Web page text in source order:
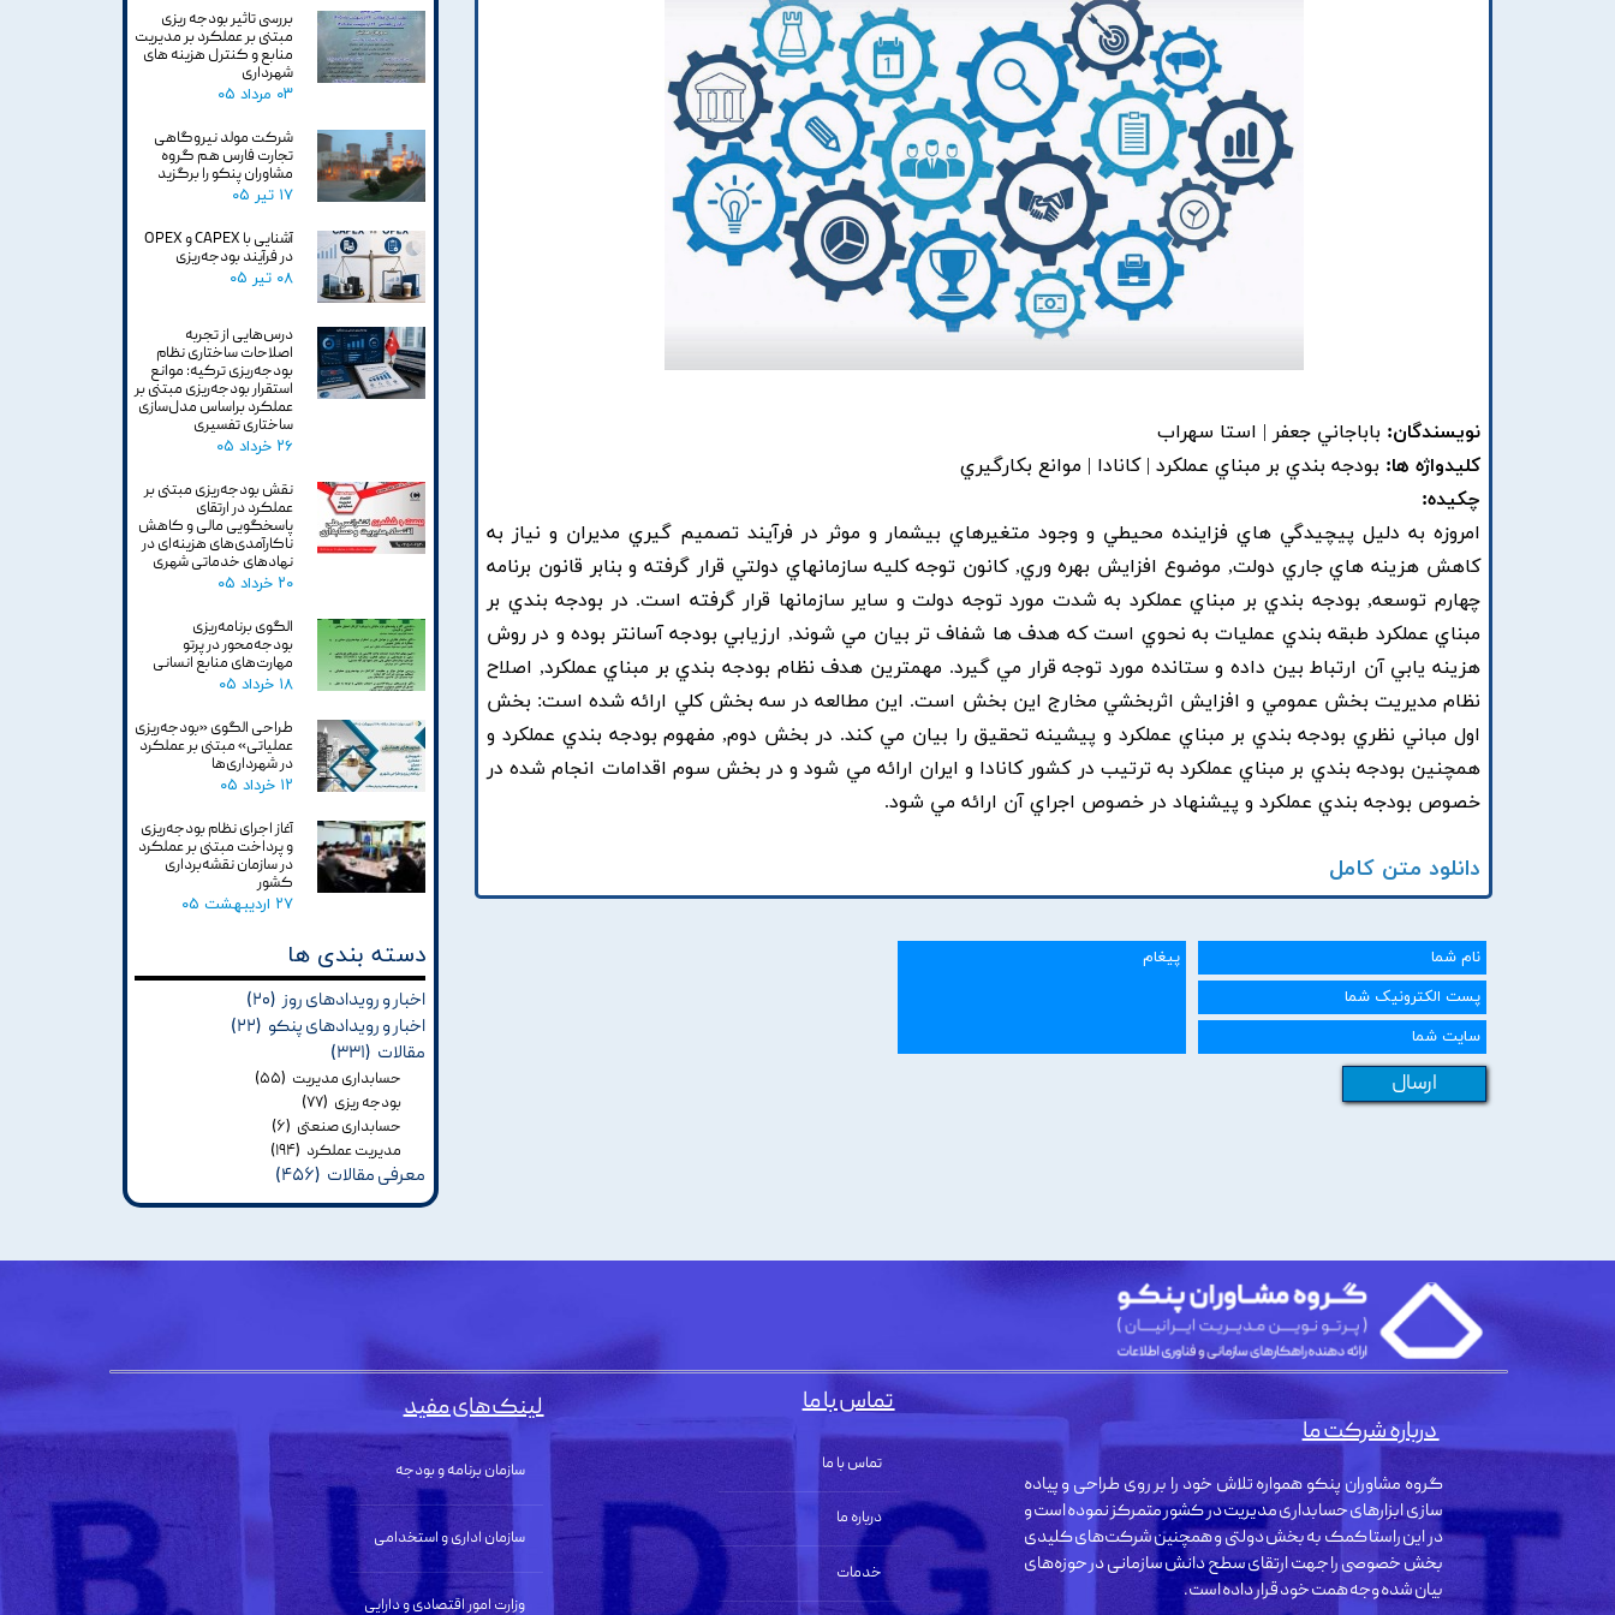
نویسندگان: باباجاني جعفر | استا سهراب
کلیدواژه ها: بودجه بندي بر مبناي عملکرد | کانادا | موانع بکارگيري
چکیده:
امروزه به دليل پيچيدگي هاي فزاينده محيطي و وجود متغيرهاي بيشمار و موثر در فرآيند تصميم گيري مديران و نياز به
کاهش هزينه هاي جاري دولت, موضوع افزايش بهره وري, کانون توجه کليه سازمانهاي دولتي قرار گرفته و بنابر قانون برنامه
چهارم توسعه, بودجه بندي بر مبناي عملکرد به شدت مورد توجه دولت و ساير سازمانها قرار گرفته است. در بودجه بندي بر
مبناي عملکرد طبقه بندي عمليات به نحوي است که هدف ها شفاف تر بيان مي شوند, ارزيابي بودجه آسانتر بوده و در روش
هزينه يابي آن ارتباط بين داده و ستانده مورد توجه قرار مي گيرد. مهمترين هدف نظام بودجه بندي بر مبناي عملکرد, اصلاح
نظام مديريت بخش عمومي و افزايش اثربخشي مخارج اين بخش است. اين مطالعه در سه بخش کلي ارائه شده است: بخش
اول مباني نظري بودجه بندي بر مبناي عملکرد و پيشينه تحقيق را بيان مي کند. در بخش دوم, مفهوم بودجه بندي عملکرد و
همچنين بودجه بندي بر مبناي عملکرد به ترتيب در کشور کانادا و ايران ارائه مي شود و در بخش سوم اقدامات انجام شده در
خصوص بودجه بندي عملکرد و پيشنهاد در خصوص اجراي آن ارائه مي شود.
دانلود متن کامل
ارسال
بررسی تاثیر بودجه ریزی
مبتنی بر عملکرد بر مدیریت
منابع و کنترل هزینه های
شهرداری
۰۳ مرداد ۰۵
شرکت مولد نیروگاهی
تجارت فارس هم گروه
مشاوران پنکو را برگزید
۱۷ تیر ۰۵
آشنایی با CAPEX و OPEX
در فرآیند بودجه‌ریزی
۰۸ تیر ۰۵
درس‌هایی از تجربه
اصلاحات ساختاری نظام
بودجه‌ریزی ترکیه: موانع
استقرار بودجه‌ریزی مبتنی بر
عملکرد براساس مدل‌سازی
ساختاری تفسیری
۲۶ خرداد ۰۵
نقش بودجه‌ریزی مبتنی بر
عملکرد در ارتقای
پاسخگویی مالی و کاهش
ناکارآمدی‌های هزینه‌ای در
نهادهای خدماتی شهری
۲۰ خرداد ۰۵
الگوی برنامه‌ریزی
بودجه‌محور در پرتو
مهارت‌های منابع انسانی
۱۸ خرداد ۰۵
طراحی الگوی «بودجه‌ریزی
عملیاتی» مبتنی بر عملکرد
در شهرداری‌ها
۱۲ خرداد ۰۵
آغاز اجرای نظام بودجه‌ریزی
و پرداخت مبتنی بر عملکرد
در سازمان نقشه‌برداری
کشور
۲۷ اردیبهشت ۰۵
دسته بندی ها
اخبار و رویدادهای روز (۲۰)
اخبار و رویدادهای پنکو (۲۲)
مقالات (۳۳۱)
حسابداری مدیریت (۵۵)
بودجه ریزی (۷۷)
حسابداری صنعتی (۶)
مدیریت عملکرد (۱۹۴)
معرفی مقالات (۴۵۶)
لینک‌های مفید
سازمان برنامه و بودجه
سازمان اداری و استخدامی
وزارت امور اقتصادی و دارایی
تماس با ما
درباره ما
خدمات
تماس با ما
گروه مشاوران پنکو همواره تلاش خود را بر روی طراحی و پیاده
سازی ابزارهای حسابداری مدیریت در کشور متمرکز نموده است و
در این راستا کمک به بخش دولتی و همچنین شرکت‌های کلیدی
بخش خصوصی را جهت ارتقای سطح دانش سازمانی در حوزه‌های
بیان شده وجه همت خود قرار داده است.
درباره شرکت ما